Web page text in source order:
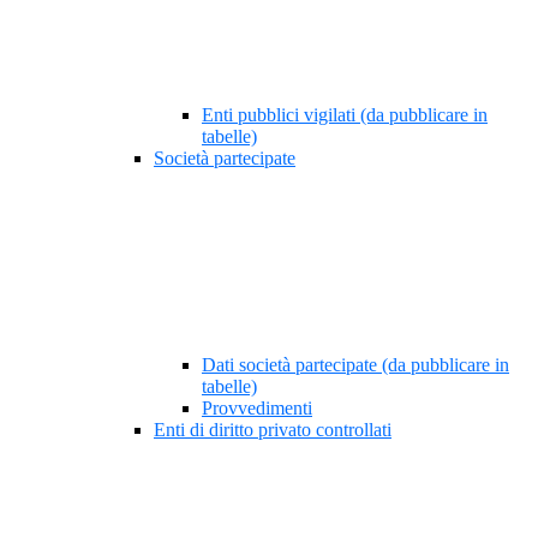
Enti pubblici vigilati (da pubblicare in
tabelle)
Società partecipate
Dati società partecipate (da pubblicare in
tabelle)
Provvedimenti
Enti di diritto privato controllati